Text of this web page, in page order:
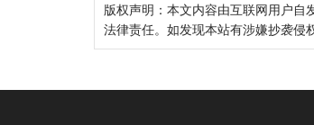
版权声明：本文内容由互联网用户
法律责任。如发现本站有涉嫌抄袭侵